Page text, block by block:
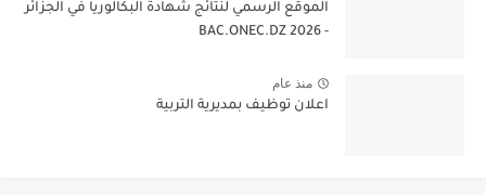
الموقع الرسمي لنتائج شهادة البكالوريا في الجزائر
- 2026 BAC.ONEC.DZ
منذ عام
اعلان توظيف بمديرية التربية